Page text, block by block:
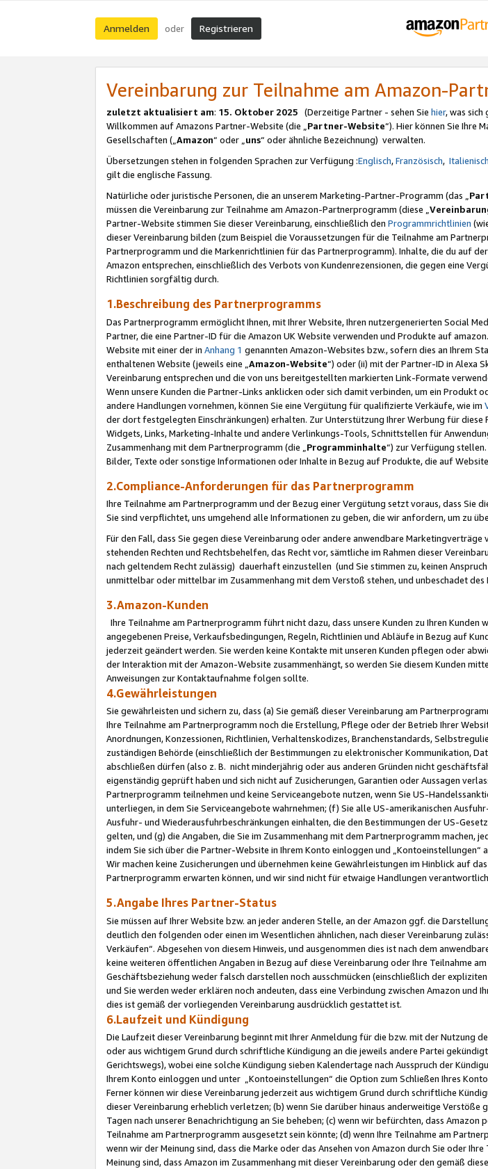
Anmelden oder Registrieren
Vereinbarung zur Teilnahme am Amazon-
zuletzt aktualisiert am: 15. Oktober 2025 (Derzeitige Partner - sehen Sie hier, was sich
Willkommen auf Amazons Partner-Website (die „Partner-Website“). Hier können Sie Ihre
Gesellschaften („Amazon“ oder „uns“ oder ähnliche Bezeichnung) verwalten.
Übersetzungen stehen in folgenden Sprachen zur Verfügung :Englisch,Französisch, Italienisch
gilt die englische Fassung.
Natürliche oder juristische Personen, die an unserem Marketing-Partner-Programm (das „
müssen die Vereinbarung zur Teilnahme am Amazon-Partnerprogramm (diese „
Partner-Website stimmen Sie dieser Vereinbarung, einschließlich den Programmrichtlinien
dieser Vereinbarung bilden (zum Beispiel die Voraussetzungen für die Teilnahme am
Partnerprogramm und die Markenrichtlinien für das Partnerprogramm). Inhalte, die du auf
Amazon entsprechen, einschließlich des Verbots von Kundenrezensionen, die gegen eine
Richtlinien sorgfältig durch.
1.Beschreibung des Partnerprogramms
Das Partnerprogramm ermöglicht Ihnen, mit Ihrer Website, Ihren nutzergenerierten Social
Partner, die eine Partner-ID für die Amazon UK Website verwenden und Produkte auf
Website mit einer der in Anhang 1 genannten Amazon-Websites bzw., sofern dies an Ihrem
enthaltenen Website (jeweils eine „ Amazon-Website“) oder (ii) mit der Partner-ID in Alexa
Vereinbarung entsprechen und die von uns bereitgestellten markierten Link-Formate
Wenn unsere Kunden die Partner-Links anklicken oder sich damit verbinden, um ein
andere Handlungen vornehmen, können Sie eine Vergütung für qualifizierte Verkäufe, wie im
der dort festgelegten Einschränkungen) erhalten. Zur Unterstützung Ihrer Werbung für
Widgets, Links, Marketing-Inhalte und andere Verlinkungs-Tools, Schnittstellen für
Zusammenhang mit dem Partnerprogramm (die „ Programminhalte“) zur Verfügung
Bilder, Texte oder sonstige Informationen oder Inhalte in Bezug auf Produkte, die auf
2.Compliance-Anforderungen für das Partnerprogramm
Ihre Teilnahme am Partnerprogramm und der Bezug einer Vergütung setzt voraus, dass Sie
Sie sind verpflichtet, uns umgehend alle Informationen zu geben, die wir anfordern, um zu
Für den Fall, dass Sie gegen diese Vereinbarung oder andere anwendbare
stehenden Rechten und Rechtsbehelfen, das Recht vor, sämtliche im Rahmen dieser
nach geltendem Recht zulässig) dauerhaft einzustellen (und Sie stimmen zu, keinen
unmittelbar oder mittelbar im Zusammenhang mit dem Verstoß stehen, und unbeschadet
3.Amazon-Kunden
Ihre Teilnahme am Partnerprogramm führt nicht dazu, dass unsere Kunden zu Ihren
angegebenen Preise, Verkaufsbedingungen, Regeln, Richtlinien und Abläufe in Bezug auf
jederzeit geändert werden. Sie werden keine Kontakte mit unseren Kunden pflegen oder
der Interaktion mit der Amazon-Website zusammenhängt, so werden Sie diesem Kunden
Anweisungen zur Kontaktaufnahme folgen sollte.
4.Gewährleistungen
Sie gewährleisten und sichern zu, dass (a) Sie gemäß dieser Vereinbarung am
Ihre Teilnahme am Partnerprogramm noch die Erstellung, Pflege oder der Betrieb Ihrer
Anordnungen, Konzessionen, Richtlinien, Verhaltenskodizes, Branchenstandards,
zuständigen Behörde (einschließlich der Bestimmungen zu elektronischer Kommunikation,
abschließen dürfen (also z. B. nicht minderjährig oder aus anderen Gründen nicht
eigenständig geprüft haben und sich nicht auf Zusicherungen, Garantien oder Aussagen
Partnerprogramm teilnehmen und keine Serviceangebote nutzen, wenn Sie US-
unterliegen, in dem Sie Serviceangebote wahrnehmen; (f) Sie alle US-amerikanischen
Ausfuhr- und Wiederausfuhrbeschränkungen einhalten, die den Bestimmungen der US-
gelten, und (g) die Angaben, die Sie im Zusammenhang mit dem Partnerprogramm
indem Sie sich über die Partner-Website in Ihrem Konto einloggen und „Kontoeinstellungen“
Wir machen keine Zusicherungen und übernehmen keine Gewährleistungen im Hinblick auf
Partnerprogramm erwarten können, und wir sind nicht für etwaige Handlungen
5.Angabe Ihres Partner-Status
Sie müssen auf Ihrer Website bzw. an jeder anderen Stelle, an der Amazon ggf. die
deutlich den folgenden oder einen im Wesentlichen ähnlichen, nach dieser Vereinbarung
Verkäufen“. Abgesehen von diesem Hinweis, und ausgenommen dies ist nach dem
keine weiteren öffentlichen Angaben in Bezug auf diese Vereinbarung oder Ihre Teilnahme
Geschäftsbeziehung weder falsch darstellen noch ausschmücken (einschließlich der
und Sie werden weder erklären noch andeuten, dass eine Verbindung zwischen Amazon und
dies ist gemäß der vorliegenden Vereinbarung ausdrücklich gestattet ist.
6.Laufzeit und Kündigung
Die Laufzeit dieser Vereinbarung beginnt mit Ihrer Anmeldung für die bzw. mit der Nutzung
oder aus wichtigem Grund durch schriftliche Kündigung an die jeweils andere Partei
Gerichtswegs), wobei eine solche Kündigung sieben Kalendertage nach Ausspruch der
Ihrem Konto einloggen und unter „Kontoeinstellungen“ die Option zum Schließen Ihres
Ferner können wir diese Vereinbarung jederzeit aus wichtigem Grund durch schriftliche
dieser Vereinbarung erheblich verletzen; (b) wenn Sie darüber hinaus anderweitige
Tagen nach unserer Benachrichtigung an Sie beheben; (c) wenn wir befürchten, dass
Teilnahme am Partnerprogramm ausgesetzt sein könnte; (d) wenn Ihre Teilnahme am
wenn wir der Meinung sind, dass die Marke oder das Ansehen von Amazon durch Sie oder
Meinung sind, dass Amazon im Zusammenhang mit dieser Vereinbarung oder den gemäß